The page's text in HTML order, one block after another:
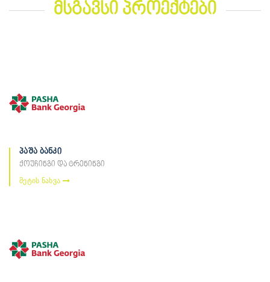
მსგავსი პროექტები
პაშა ბანკი
ქოუჩინგი და ტრენინგი
მეტის ნახვა